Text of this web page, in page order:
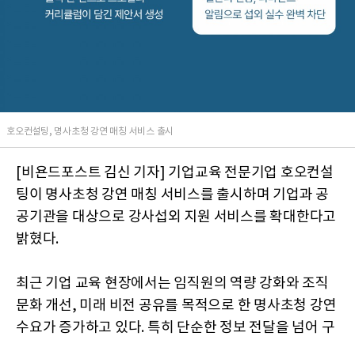
호오컨설팅, 명사초청 강연 매칭 서비스 출시
[비욘드포스트 김신 기자] 기업교육 전문기업 호오컨설
팅이 명사초청 강연 매칭 서비스를 출시하며 기업과 공
공기관을 대상으로 강사섭외 지원 서비스를 확대한다고
밝혔다.
최근 기업 교육 현장에서는 임직원의 역량 강화와 조직
문화 개선, 미래 비전 공유를 목적으로 한 명사초청 강연
수요가 증가하고 있다. 특히 단순한 정보 전달을 넘어 구